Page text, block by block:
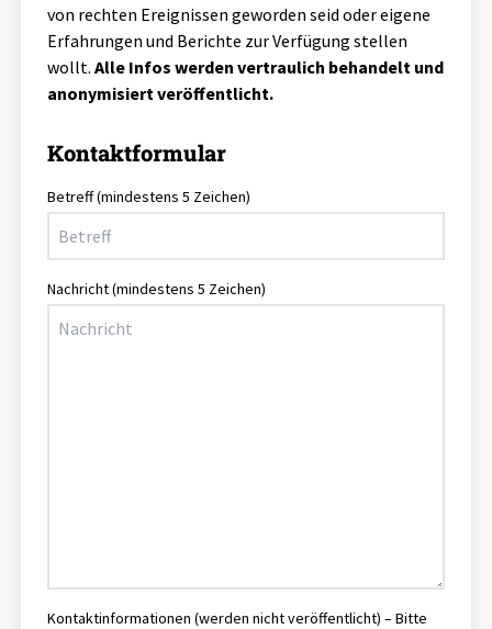
Rechte Strukturen
Netzwerk
von rechten Ereignissen geworden seid oder eigene
Erfahrungen und Berichte zur Verfügung stellen
wollt. Alle Infos werden vertraulich behandelt und
anonymisiert veröffentlicht.
Kontaktformular
Betreff(mindestens 5 Zeichen)
Nachricht(mindestens 5 Zeichen)
Kontaktinformationen (werden nicht veröffentlicht) – Bitte